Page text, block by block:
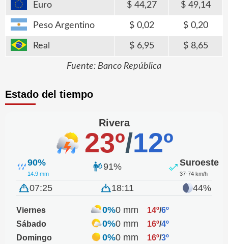
Euro 44,27 49,14
Peso Argentino 0,02 0,20
Real 6,95 8,65
Fuente: Banco República
Estado del tiempo
Rivera
23º/12º
90%
14.9 mm
91% Suroeste
37-74 km/h
07:25 18:11 44%
Viernes 0%0 mm 14º/6º
Sábado
0%0 mm 16º/4º
Domingo
0%0 mm 16º/3º